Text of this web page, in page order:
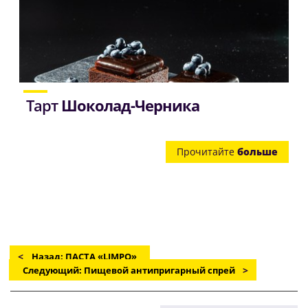
Тарт Шоколад-Черника
Прочитайте больше
Назад: ПАСТА «LIMPO»
Следующий: Пищевой антипригарный спрей